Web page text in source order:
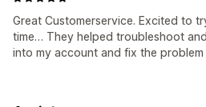
Great Customerservice. Excited to
time… They helped troubleshoot
into my account and fix the problem